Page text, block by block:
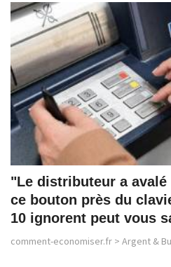
"Le distributeur a avalé
ce bouton près du
10 ignorent peut vous
comment-economiser.fr > Argent &